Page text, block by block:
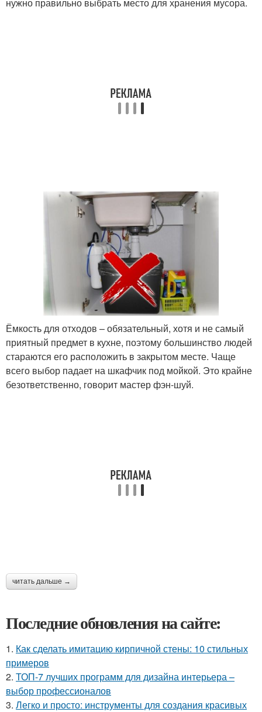
Ёмкость для отходов – обязательный, хотя и не самый
приятный предмет в кухне, поэтому большинство людей
стараются его расположить в закрытом месте. Чаще
всего выбор падает на шкафчик под мойкой. Это крайне
безответственно, говорит мастер фэн-шуй.
читать дальше →
Последние обновления на сайте:
1. Как сделать имитацию кирпичной стены: 10 стильных
примеров
2. ТОП-7 лучших программ для дизайна интерьера –
выбор профессионалов
3. Легко и просто: инструменты для создания красивых